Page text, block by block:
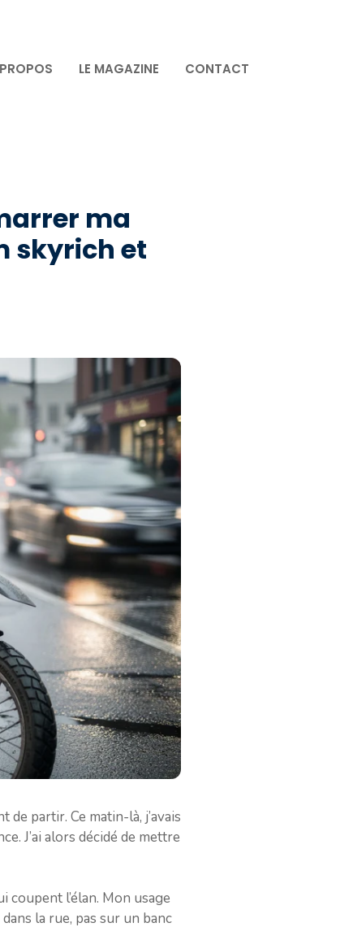
LE MAGAZINE CONTACT
ma
skyrich et
partir. Ce matin-là, j’avais
J’ai alors décidé de mettre
coupent l’élan. Mon usage
la rue, pas sur un banc